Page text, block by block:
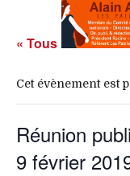
« Tous les
Cet évènement est
Réunion
9 février